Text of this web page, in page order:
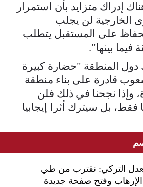
إدراك متزايد بأن استمرار
الخارجية لن يجلب
على المستقبل يتطلب
فيما بينها".
المنطقة "حضارة كبيرة
قادرة على بناء منطقة
وإذا نجحنا في ذلك فلن
فقط، بل سيترك أثرا إيجابيا
التركي: نقترب من طي
وفتح صفحة جديدة